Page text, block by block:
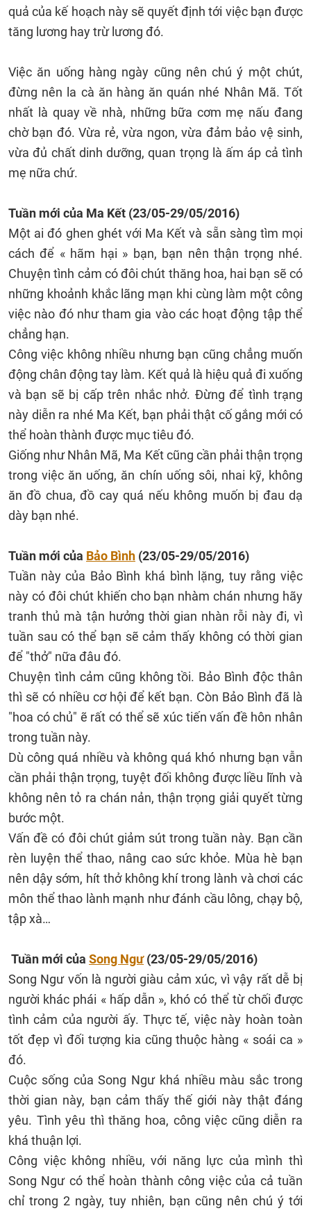
quả của kế hoạch này sẽ quyết định tới việc bạn được
tăng lương hay trừ lương đó.
Việc ăn uống hàng ngày cũng nên chú ý một chút,
đừng nên la cà ăn hàng ăn quán nhé Nhân Mã. Tốt
nhất là quay về nhà, những bữa cơm mẹ nấu đang
chờ bạn đó. Vừa rẻ, vừa ngon, vừa đảm bảo vệ sinh,
vừa đủ chất dinh dưỡng, quan trọng là ấm áp cả tình
mẹ nữa chứ.
Tuần mới của Ma Kết (23/05-29/05/2016)
Một ai đó ghen ghét với Ma Kết và sẵn sàng tìm mọi
cách để « hãm hại » bạn, bạn nên thận trọng nhé.
Chuyện tình cảm có đôi chút thăng hoa, hai bạn sẽ có
những khoảnh khắc lãng mạn khi cùng làm một công
việc nào đó như tham gia vào các hoạt động tập thể
chẳng hạn.
Công việc không nhiều nhưng bạn cũng chẳng muốn
động chân động tay làm. Kết quả là hiệu quả đi xuống
và bạn sẽ bị cấp trên nhắc nhở. Đừng để tình trạng
này diễn ra nhé Ma Kết, bạn phải thật cố gắng mới có
thể hoàn thành được mục tiêu đó.
Giống như Nhân Mã, Ma Kết cũng cần phải thận trọng
trong việc ăn uống, ăn chín uống sôi, nhai kỹ, không
ăn đồ chua, đồ cay quá nếu không muốn bị đau dạ
dày bạn nhé.
Tuần mới của Bảo Bình (23/05-29/05/2016)
Tuần này của Bảo Bình khá bình lặng, tuy rằng việc
này có đôi chút khiến cho bạn nhàm chán nhưng hãy
tranh thủ mà tận hưởng thời gian nhàn rỗi này đi, vì
tuần sau có thể bạn sẽ cảm thấy không có thời gian
để "thở" nữa đâu đó.
Chuyện tình cảm cũng không tồi. Bảo Bình độc thân
thì sẽ có nhiều cơ hội để kết bạn. Còn Bảo Bình đã là
"hoa có chủ" ẽ rất có thể sẽ xúc tiến vấn đề hôn nhân
trong tuần này.
Dù công quá nhiều và không quá khó nhưng bạn vẫn
cần phải thận trọng, tuyệt đối không được liều lĩnh và
không nên tỏ ra chán nản, thận trọng giải quyết từng
bước một.
Vấn đề có đôi chút giảm sút trong tuần này. Bạn cần
rèn luyện thể thao, nâng cao sức khỏe. Mùa hè bạn
nên dậy sớm, hít thở không khí trong lành và chơi các
môn thể thao lành mạnh như đánh cầu lông, chạy bộ,
tập xà…
Tuần mới của Song Ngư(23/05-29/05/2016)
Song Ngư vốn là người giàu cảm xúc, vì vậy rất dễ bị
người khác phái « hấp dẫn », khó có thể từ chối được
tình cảm của người ấy. Thực tế, việc này hoàn toàn
tốt đẹp vì đối tượng kia cũng thuộc hàng « soái ca »
đó.
Cuộc sống của Song Ngư khá nhiều màu sắc trong
thời gian này, bạn cảm thấy thế giới này thật đáng
yêu. Tình yêu thì thăng hoa, công việc cũng diễn ra
khá thuận lợi.
Công việc không nhiều, với năng lực của mình thì
Song Ngư có thể hoàn thành công việc của cả tuần
chỉ trong 2 ngày, tuy nhiên, bạn cũng nên chú ý tới